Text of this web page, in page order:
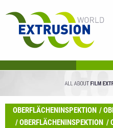
OBERFLÄCHENINSPEKTION
OBERFLÄCHENINSPEKTION